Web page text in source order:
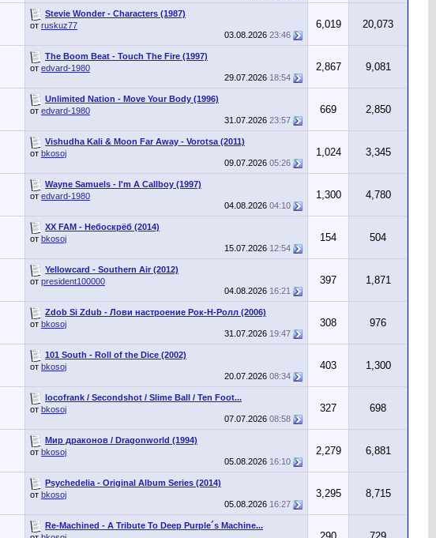
Stevie Wonder - Characters (1987)
от ruskuz77
03.08.2026 23:46
6,019 20,073
The Boom Beat - Touch The Fire (1997)
от edvard-1980
29.07.2026 18:54
2,867 9,081
Unlimited Nation - Move Your Body (1996)
от edvard-1980
31.07.2026 23:57
669 2,850
Vishudha Kali & Moon Far Away - Vorotsa (2011)
от bkosoj
09.07.2026 05:26
1,024 3,345
Wayne Samuels - I'm A Callboy (1997)
от edvard-1980
04.08.2026 04:10
1,300 4,780
XX FAM - Небоскрёб (2014)
от bkosoj
15.07.2026 12:54
154 504
Yellowcard - Southern Air (2012)
от president100000
04.08.2026 16:21
397 1,871
Zdob Si Zdub - Лови настроение Рок-Н-Ролл (2006)
от bkosoj
31.07.2026 19:47
308 976
101 South - Roll of the Dice (2002)
от bkosoj
20.07.2026 08:34
403 1,300
locofrank / Secondshot / Slime Ball / Ten Foot...
от bkosoj
07.07.2026 08:58
327 698
Мир драконов / Dragonworld (1994)
от bkosoj
05.08.2026 16:10
2,279 6,881
Psychedelia - Original Album Series (2014)
от bkosoj
05.08.2026 16:27
3,295 8,715
Re-Machined - A Tribute To Deep Purple´s Machine...